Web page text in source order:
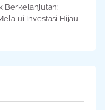
Berkelanjutan:
Investasi Hijau